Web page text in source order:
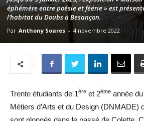
éphémère entre poésie et féérie » est
l’habitat du Doubs à Besançon.
Par Anthony Soares - 4 novembre 2022
Trente étudiants de 1ère et 2ème année
Métiers d’Arts et du Design (DNMADE)